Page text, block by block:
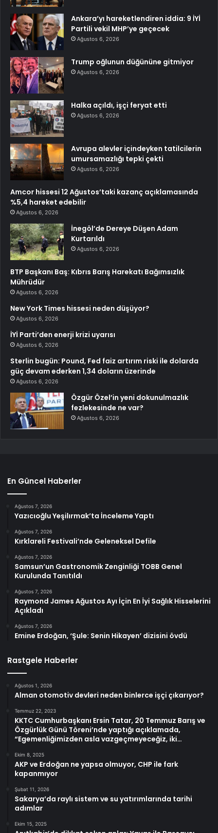
Ankara’yı hareketlendiren iddia: 9 İYİ
Partili vekil MHP’ye geçecek
Ağustos 6, 2026
Trump oğlunun düğününe gitmiyor
Ağustos 6, 2026
Halka açıldı, işçi feryat etti
Ağustos 6, 2026
Avrupa alevler içindeyken tatilcilerin
umursamazlığı tepki çekti
Ağustos 6, 2026
Amcor hissesi 12 Ağustos’taki kazanç açıklamasında
%5,4 hareket edebilir
Ağustos 6, 2026
İnegöl’de Dereye Düşen Adam
Kurtarıldı
Ağustos 6, 2026
BTP Başkanı Baş: Kıbrıs Barış Harekatı Bağımsızlık
Mührüdür
Ağustos 6, 2026
New York Times hissesi neden düşüyor?
Ağustos 6, 2026
İYİ Parti’den enerji krizi uyarısı
Ağustos 6, 2026
Sterlin bugün: Pound, Fed faiz artırım riski ile dolarda
güç devam ederken 1,34 doların üzerinde
Ağustos 6, 2026
Özgür Özel’in yeni dokunulmazlık
fezlekesinde ne var?
Ağustos 6, 2026
En Güncel Haberler
Ağustos 7, 2026
Yazıcıoğlu Yeşilırmak’ta İnceleme Yaptı
Ağustos 7, 2026
Kırklareli Festivali’nde Geleneksel Defile
Ağustos 7, 2026
Samsun’un Gastronomik Zenginliği TOBB Genel
Kurulunda Tanıtıldı
Ağustos 7, 2026
Raymond James Ağustos Ayı İçin En İyi Sağlık Hisselerini
Açıkladı
Ağustos 7, 2026
Emine Erdoğan, ‘Şule: Senin Hikayen’ dizisini övdü
Rastgele Haberler
Ağustos 1, 2026
Alman otomotiv devleri neden binlerce işçi çıkarıyor?
Temmuz 22, 2023
KKTC Cumhurbaşkanı Ersin Tatar, 20 Temmuz Barış ve
Özgürlük Günü Töreni’nde yaptığı açıklamada,
“Egemenliğimizden asla vazgeçmeyeceğiz, iki…
Ekim 8, 2025
AKP ve Erdoğan ne yapsa olmuyor, CHP ile fark
kapanmıyor
Şubat 11, 2026
Sakarya’da raylı sistem ve su yatırımlarında tarihi
adımlar
Ekim 15, 2025